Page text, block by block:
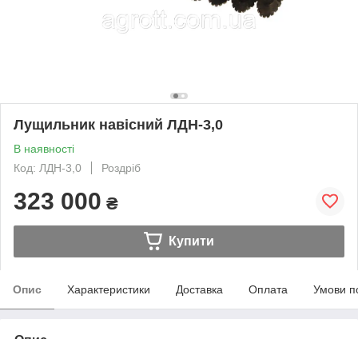
Лущильник навісний ЛДН-3,0
В наявності
Код: ЛДН-3,0
Роздріб
323 000 ₴
Купити
Опис Характеристики Доставка Оплата Умови